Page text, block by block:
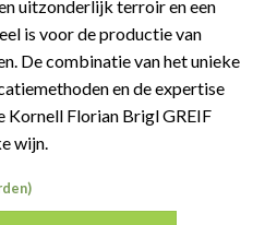
uitzonderlijk terroir en een
is voor de productie van
De combinatie van het unieke
en de expertise
Kornell Florian Brigl GREIF
wijn.